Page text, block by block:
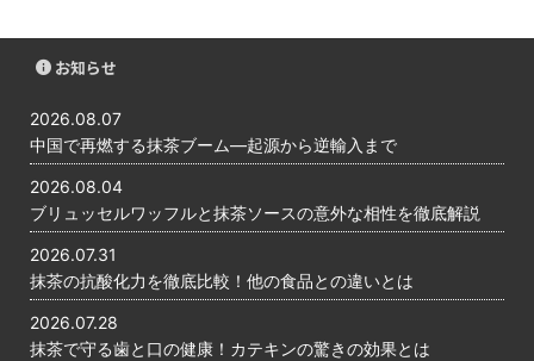
お知らせ
2026.08.07
中国で再燃する抹茶ブーム―起源から逆輸入まで
2026.08.04
ブリュッセルワッフルと抹茶ソースの意外な相性を徹底解説
2026.07.31
抹茶の抗酸化力を徹底比較！他の食品との違いとは
2026.07.28
抹茶で守る歯と口の健康！カテキンの驚きの効果とは